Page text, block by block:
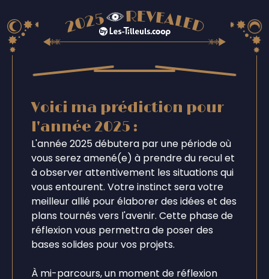
Voici ma prédiction pour
l'année 2025 :
L'année 2025 débutera par une période où
vous serez amené(e) à prendre du recul et
à observer attentivement les situations qui
vous entourent. Votre instinct sera votre
meilleur allié pour élaborer des idées et des
plans tournés vers l'avenir. Cette phase de
réflexion vous permettra de poser des
bases solides pour vos projets.
À mi-parcours, un moment de réflexion